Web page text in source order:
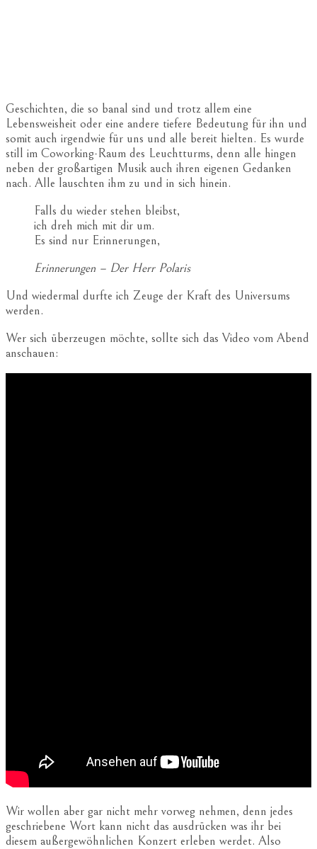
Geschichten, die so banal sind und trotz allem eine
Lebensweisheit oder eine andere tiefere Bedeutung für ihn und
somit auch irgendwie für uns und alle bereit hielten. Es wurde
still im Coworking-Raum des Leuchtturms, denn alle hingen
neben der großartigen Musik auch ihren eigenen Gedanken
nach. Alle lauschten ihm zu und in sich hinein.
Falls du wieder stehen bleibst,
ich dreh mich mit dir um.
Es sind nur Erinnerungen,
Erinnerungen – Der Herr Polaris
Und wiedermal durfte ich Zeuge der Kraft des Universums
werden.
Wer sich überzeugen möchte, sollte sich das Video vom Abend
anschauen:
Wir wollen aber gar nicht mehr vorweg nehmen, denn jedes
geschriebene Wort kann nicht das ausdrücken was ihr bei
diesem außergewöhnlichen Konzert erleben werdet. Also